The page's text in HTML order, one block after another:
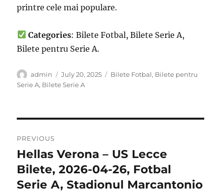
printre cele mai populare.
Categories: Bilete Fotbal, Bilete Serie A,
Bilete pentru Serie A.
Author
admin
Posted
on
July 20, 2025 Categories
Bilete Fotbal, Bilete pentru
Serie A, Bilete Serie A
navigation
PREVIOUS
Previous
post:
Hellas Verona – US Lecce
Bilete, 2026-04-26, Fotbal
Serie A, Stadionul Marcantonio